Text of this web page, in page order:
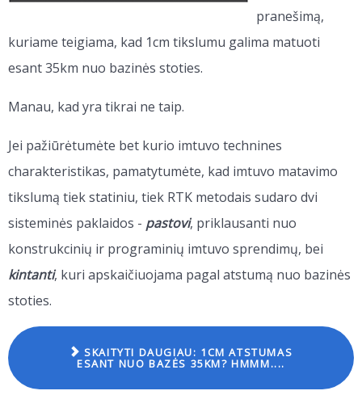
pranešimą,
kuriame teigiama, kad 1cm tikslumu galima matuoti
esant 35km nuo bazinės stoties.
Manau, kad yra tikrai ne taip.
Jei pažiūrėtumėte bet kurio imtuvo technines
charakteristikas, pamatytumėte, kad imtuvo matavimo
tikslumą tiek statiniu, tiek RTK metodais sudaro dvi
sisteminės paklaidos - pastovi, priklausanti nuo
konstrukcinių ir programinių imtuvo sprendimų, bei
kintanti, kuri apskaičiuojama pagal atstumą nuo bazinės
stoties.
SKAITYTI DAUGIAU: 1CM ATSTUMAS
ESANT NUO BAZĖS 35KM? HMMM....